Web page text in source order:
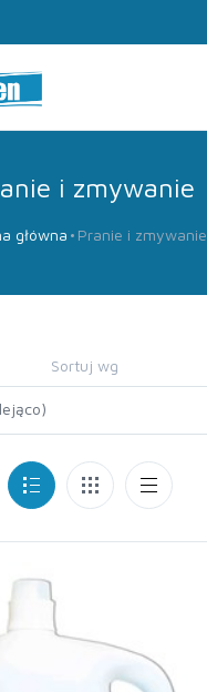
i zmywanie
główna Pranie i zmywanie
Sortuj wg